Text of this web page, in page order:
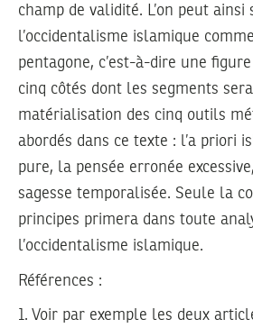
champ de validité. L’on peut
l’occidentalisme islamique
pentagone, c’est-à-dire une
cinq côtés dont les segments
matérialisation des cinq outils
abordés dans ce texte : l’a priori
pure, la pensée erronée
sagesse temporalisée. Seule la
principes primera dans toute
l’occidentalisme islamique.
Références :
1. Voir par exemple les deux